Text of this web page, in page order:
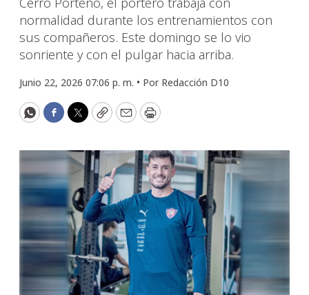
normalidad durante los entrenamientos con
sus compañeros. Este domingo se lo vio
sonriente y con el pulgar hacia arriba.
Junio 22, 2026 07:06 p. m. • Por Redacción D10
WhatsApp
Facebook
Twitter
CopyEmailPrint